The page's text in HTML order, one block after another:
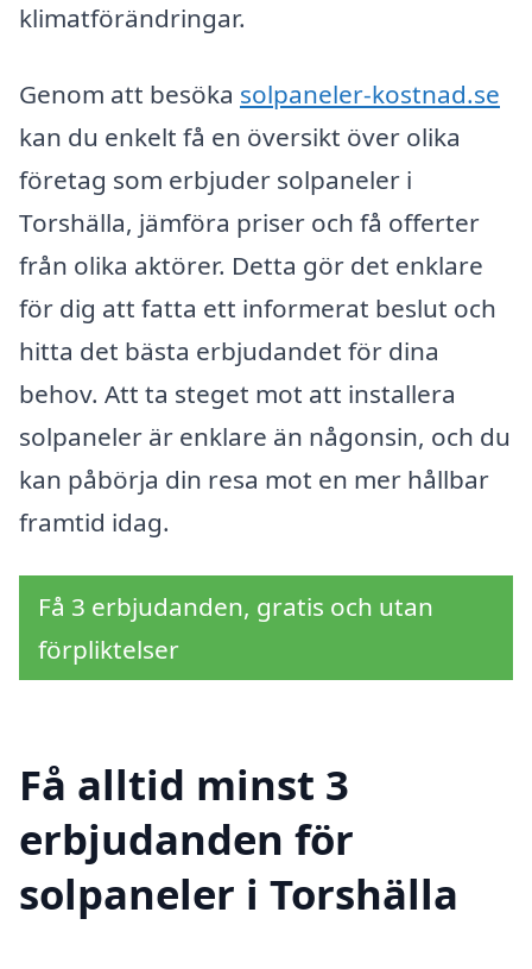
klimatförändringar.
Genom att besöka solpaneler-kostnad.se
kan du enkelt få en översikt över olika
företag som erbjuder solpaneler i
Torshälla, jämföra priser och få offerter
från olika aktörer. Detta gör det enklare
för dig att fatta ett informerat beslut och
hitta det bästa erbjudandet för dina
behov. Att ta steget mot att installera
solpaneler är enklare än någonsin, och du
kan påbörja din resa mot en mer hållbar
framtid idag.
Få 3 erbjudanden, gratis och utan
förpliktelser
Få alltid minst 3
erbjudanden för
solpaneler i Torshälla